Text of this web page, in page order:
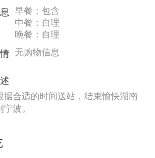
费）它是在独有的自然、人文环境
浸相结合，室外与室内相呼应。其
千年前土王内心的强大和刚烈以及
带点吃的。
后，景点与景点之间全是用景区
供服务，并非一个团一个专车，一
走散，不要将随身所带物品遗失在
武陵之魂” 的美誉。
车程约4小时，入住酒店！
售票额度限制，都需提前实名预订
时间段，天门山门票是一证一票
供正确的身份证号码及姓名，参团
人带好身份证原件，如客人丢失身
为分流人群，游览线路分为：双程
C三条线路，单程索道1线、2
早餐：包含
中餐：自理
晚餐：自理
无购物信息
据合适的时间送站，结束愉快湖南
波。